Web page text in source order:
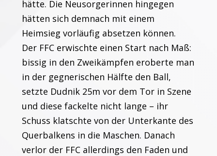
hätte. Die Neusorgerinnen hingegen
hätten sich demnach mit einem
Heimsieg vorläufig absetzen können.
Der FFC erwischte einen Start nach Maß:
bissig in den Zweikämpfen eroberte man
in der gegnerischen Hälfte den Ball,
setzte Dudnik 25m vor dem Tor in Szene
und diese fackelte nicht lange – ihr
Schuss klatschte von der Unterkante des
Querbalkens in die Maschen. Danach
verlor der FFC allerdings den Faden und